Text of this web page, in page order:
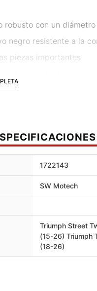
robusto con un
negro resistente a la
piezas importantes
permitido
la barra a los
B - SBL.11.667.10003/B
1722143
SW Motech
Triumph Street
(15-26) Triumph
(18-26)